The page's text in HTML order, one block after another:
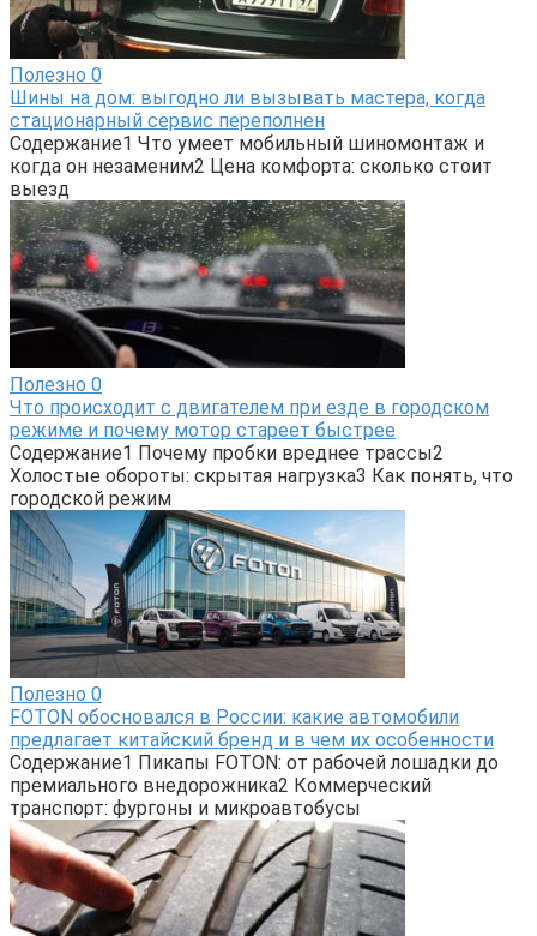
Полезно 0
Шины на дом: выгодно ли вызывать мастера, когда
стационарный сервис переполнен
Содержание1 Что умеет мобильный шиномонтаж и
когда он незаменим2 Цена комфорта: сколько стоит
выезд
Полезно 0
Что происходит с двигателем при езде в городском
режиме и почему мотор стареет быстрее
Содержание1 Почему пробки вреднее трассы2
Холостые обороты: скрытая нагрузка3 Как понять, что
городской режим
Полезно 0
FOTON обосновался в России: какие автомобили
предлагает китайский бренд и в чем их особенности
Содержание1 Пикапы FOTON: от рабочей лошадки до
премиального внедорожника2 Коммерческий
транспорт: фургоны и микроавтобусы